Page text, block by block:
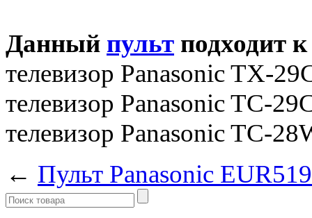
Данный пульт подходит
телевизор Panasonic TX-
телевизор Panasonic TC-
телевизор Panasonic TC-
← Пульт Panasonic